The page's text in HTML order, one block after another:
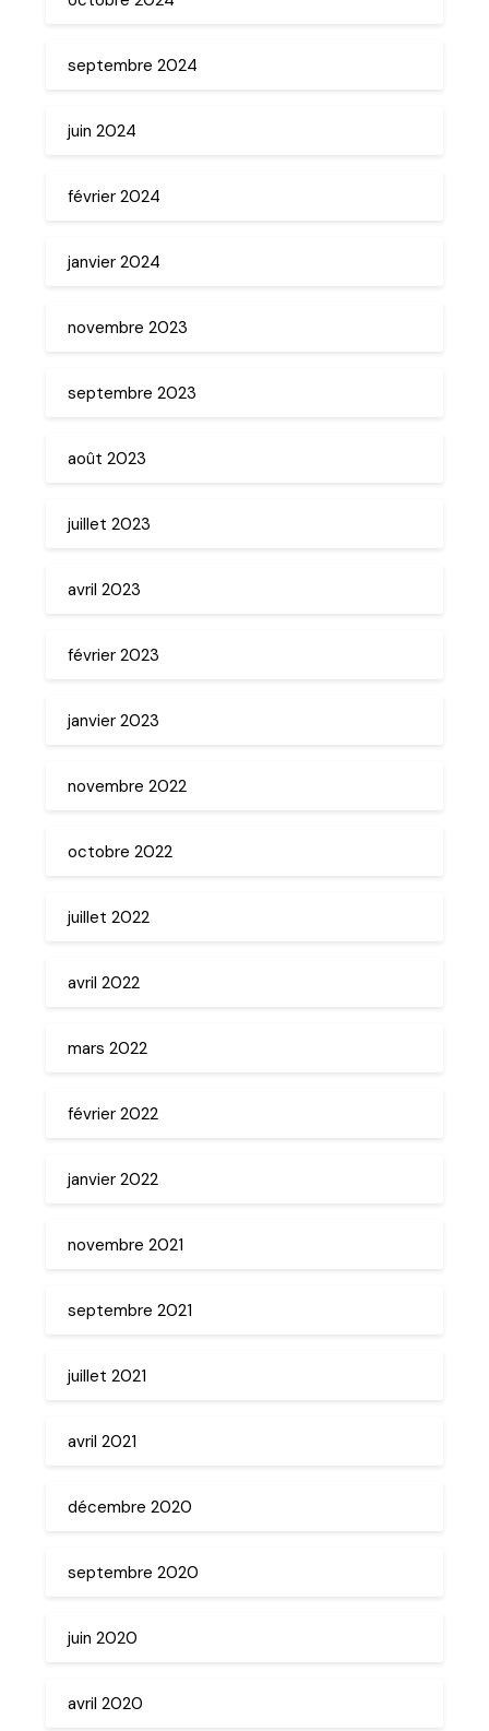
septembre 2024
juin 2024
février 2024
janvier 2024
novembre 2023
septembre 2023
août 2023
juillet 2023
avril 2023
février 2023
janvier 2023
novembre 2022
octobre 2022
juillet 2022
avril 2022
mars 2022
février 2022
janvier 2022
novembre 2021
septembre 2021
juillet 2021
avril 2021
décembre 2020
septembre 2020
juin 2020
avril 2020